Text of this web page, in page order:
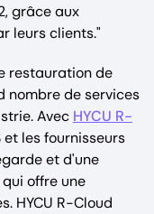
grâce aux
leurs clients."
restauration de
nombre de services
Avec HYCU R-
et les fournisseurs
et d'une
offre une
HYCU R-Cloud